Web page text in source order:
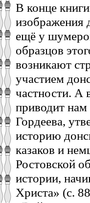
В конце
изображения
ещё у
образцов
возникают
участием
частности. А
приводит нам
Гордеева,
историю
казаков и
Ростовской
истории,
Христа» (с.